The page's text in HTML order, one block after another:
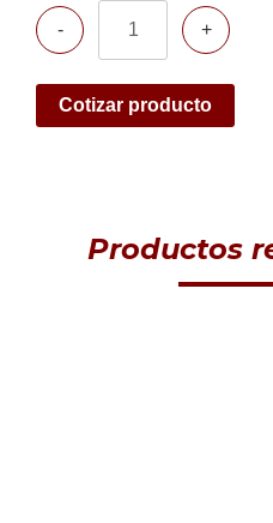
Cantidad
Cotizar producto
Productos